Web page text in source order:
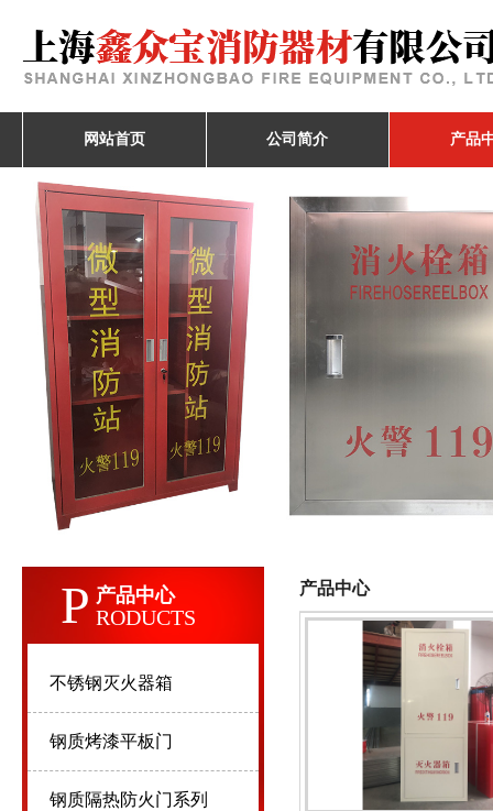
网站首页 公司简介 产品
P 产品中心
RODUCTS
不锈钢灭火器箱
钢质烤漆平板门
钢质隔热防火门系列
产品中心